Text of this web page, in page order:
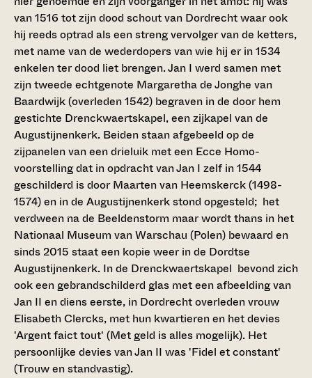
van 1516 tot zijn dood schout van Dordrecht waar ook
hij reeds optrad als een streng vervolger van de ketters,
met name van de wederdopers van wie hij er in 1534
enkelen ter dood liet brengen. Jan I werd samen met
zijn tweede echtgenote Margaretha de Jonghe van
Baardwijk (overleden 1542) begraven in de door hem
gestichte Drenckwaertskapel, een zijkapel van de
Augustijnenkerk. Beiden staan afgebeeld op de
zijpanelen van een drieluik met een Ecce Homo-
voorstelling dat in opdracht van Jan I zelf in 1544
geschilderd is door Maarten van Heemskerck (1498-
1574) en in de Augustijnenkerk stond opgesteld; het
verdween na de Beeldenstorm maar wordt thans in het
Nationaal Museum van Warschau (Polen) bewaard en
sinds 2015 staat een kopie weer in de Dordtse
Augustijnenkerk. In de Drenckwaertskapel bevond zich
ook een gebrandschilderd glas met een afbeelding van
Jan II en diens eerste, in Dordrecht overleden vrouw
Elisabeth Clercks, met hun kwartieren en het devies
'Argent faict tout' (Met geld is alles mogelijk). Het
persoonlijke devies van Jan II was 'Fidel et constant'
(Trouw en standvastig).